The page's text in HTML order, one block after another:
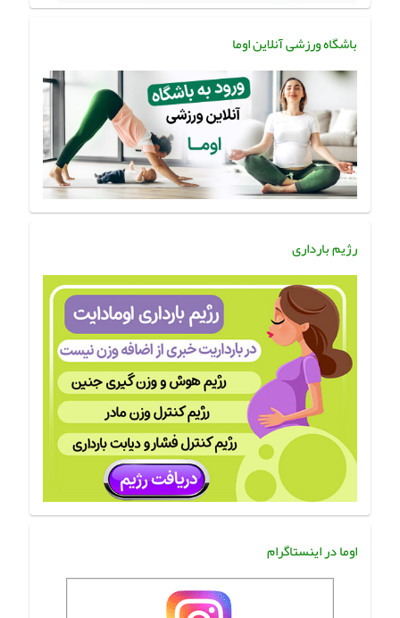
باشگاه ورزشی آنلاین اوما
رژیم بارداری
اوما در اینستاگرام